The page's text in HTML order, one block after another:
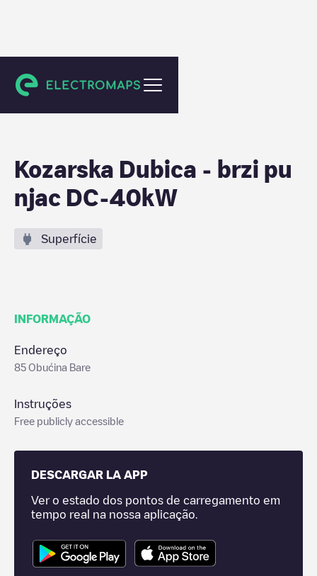
Jahorina
Kozarska Dubica - brzi pu
njac DC-40kW
Superfície
INFORMAÇÃO
Endereço
85 Obućina Bare
Instruções
Free publicly accessible
DESCARGAR LA APP
Ver o estado dos pontos de carregamento em
tempo real na nossa aplicação.